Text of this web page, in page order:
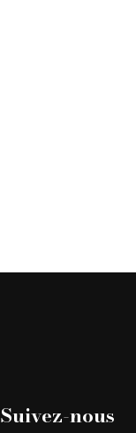
Suivez-nous